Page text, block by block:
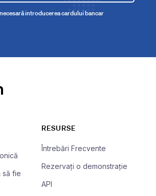
introducerea cardului bancar
să fie
RESURSE
Întrebări Frecvente
Rezervați o demonstrație
API